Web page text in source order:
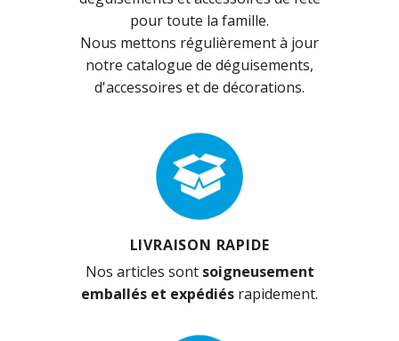
pour toute la famille.
Nous mettons régulièrement à jour
notre catalogue de déguisements,
d'accessoires et de décorations.
LIVRAISON RAPIDE
Nos articles sont soigneusement
emballés et expédiés rapidement.